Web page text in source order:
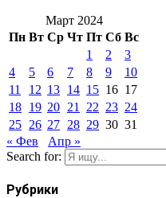
Март 2024
Пн Вт Ср Чт Пт Сб Вс
1
2
3
4
5 6 7 8 9
10
11
12 13 14 15 16 17
18 19 20 21 22 23 24
25 26 27 28 29 30 31
« Фев
Апр »
Search for:
Рубрики